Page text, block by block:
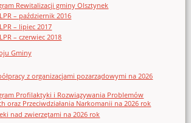
Rewitalizacji gminy Olsztynek
– październik 2016
– lipiec 2017
– czerwiec 2018
Gminy
z organizacjami pozarządowymi na 2026
Profilaktyki i Rozwiązywania Problemów
oraz Przeciwdziałania Narkomanii na 2026 rok
nad zwierzętami na 2026 rok